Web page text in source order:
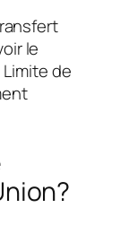
le
de